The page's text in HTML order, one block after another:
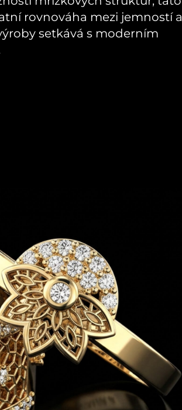
rovnováha mezi jemností a
setkává s moderním